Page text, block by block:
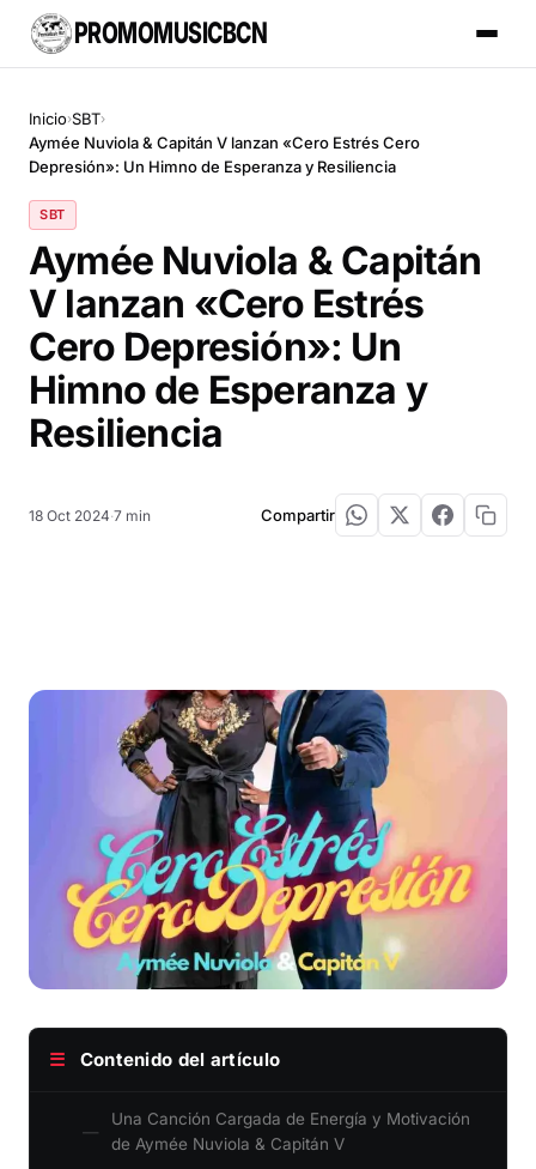
PROMOMUSICBCN
Inicio›SBT›
Aymée Nuviola & Capitán V lanzan «Cero Estrés Cero
Depresión»: Un Himno de Esperanza y Resiliencia
SBT
Aymée Nuviola & Capitán
V lanzan «Cero Estrés
Cero Depresión»: Un
Himno de Esperanza y
Resiliencia
18 Oct 2024·7 min Compartir
☰ Contenido del artículo
Una Canción Cargada de Energía y Motivación
de Aymée Nuviola & Capitán V